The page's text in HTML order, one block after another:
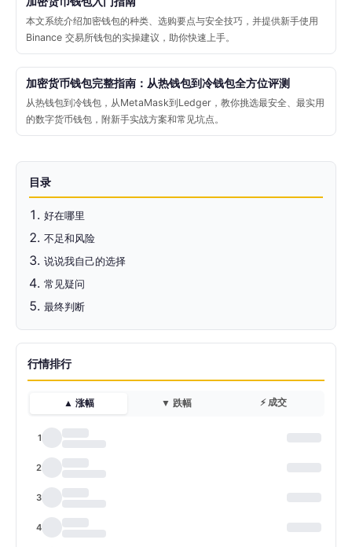
本文系统介绍加密钱包的种类、选购要点与安全技巧，并提供新手使用
Binance 交易所钱包的实操建议，助你快速上手。
加密货币钱包完整指南：从热钱包到冷钱包全方位评测
从热钱包到冷钱包，从MetaMask到Ledger，教你挑选最安全、最实用
的数字货币钱包，附新手实战方案和常见坑点。
目录
好在哪里
不足和风险
说说我自己的选择
常见疑问
最终判断
行情排行
▲ 涨幅 ▼ 跌幅 ⚡ 成交
1
2
3
4